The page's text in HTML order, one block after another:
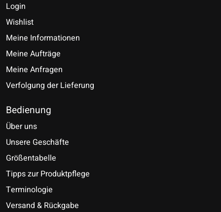
Login
Wishlist
Meine Informationen
Meine Aufträge
Meine Anfragen
Verfolgung der Lieferung
Bedienung
Über uns
Unsere Geschäfte
Größentabelle
Tipps zur Produktpflege
Terminologie
Versand & Rückgabe